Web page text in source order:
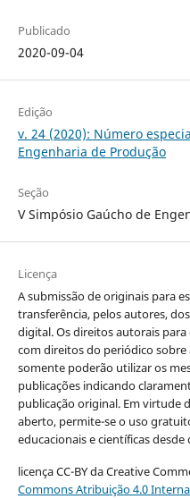
Publicado
2020-09-04
Edição
v. 24 (2020): Número
Engenharia de Produção
Seção
V Simpósio Gaúcho de
Licença
A submissão de originais para
transferência, pelos autores,
digital. Os direitos autorais
com direitos do periódico
somente poderão utilizar os
publicações indicando
publicação original. Em virtude
aberto, permite-se o uso
educacionais e científicas
licença CC-BY da Creative
Commons Atribuição 4.0